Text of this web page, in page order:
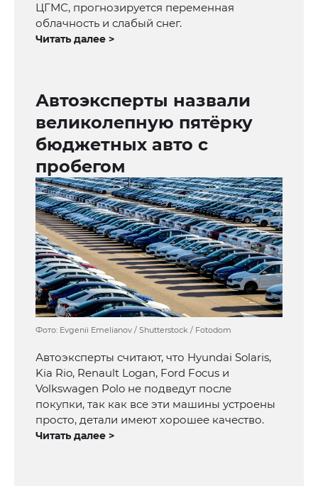
ЦГМС, прогнозируется переменная
облачность и слабый снег.
Читать далее >
Автоэксперты назвали
великолепную пятёрку
бюджетных авто с
пробегом
Фото: Evgenii Emelianov / Shutterstock / Fotodom
Автоэксперты считают, что Hyundai Solaris,
Kia Rio, Renault Logan, Ford Focus и
Volkswagen Polo не подведут после
покупки, так как все эти машины устроены
просто, детали имеют хорошее качество.
Читать далее >